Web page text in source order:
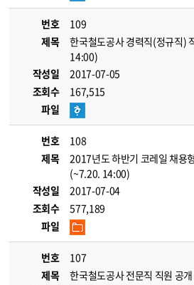
번호
109
제목
한국철도공사 경력직(정규직)
14:00)
작성일
2017-07-05
조회수
167,515
파일
번호
108
제목
2017년도 하반기 코레일 채용
(~7.20. 14:00)
작성일
2017-07-04
조회수
577,189
파일
번호
107
제목
한국철도공사 전문직 직원 공